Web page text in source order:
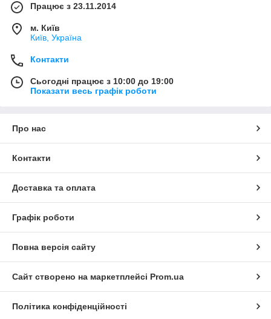
Працює з 23.11.2014
м. Київ
Київ, Україна
Контакти
Сьогодні працює з 10:00 до 19:00
Показати весь графік роботи
Про нас
Контакти
Доставка та оплата
Графік роботи
Повна версія сайту
Сайт створено на маркетплейсі Prom.ua
Політика конфіденційності